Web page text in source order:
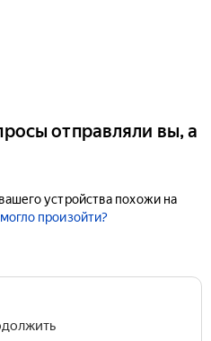
отправляли вы, а
устройства похожи на
произойти?